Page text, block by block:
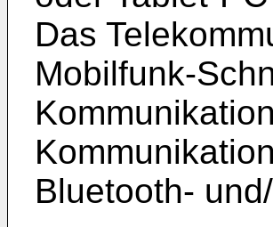
Das
Mobilfunk-
Bluetooth-